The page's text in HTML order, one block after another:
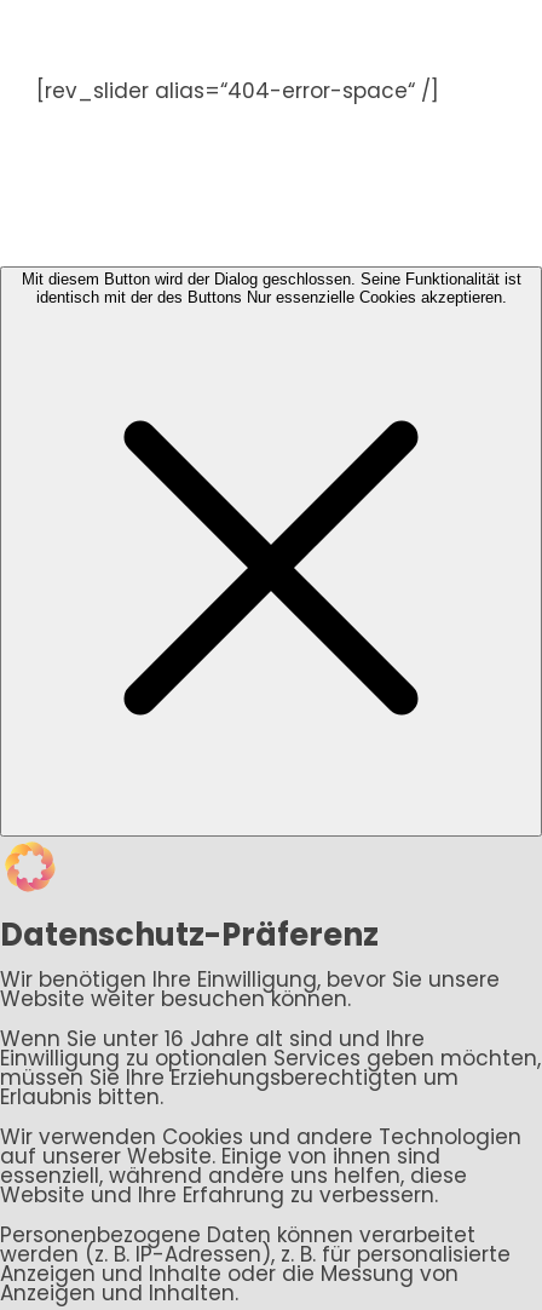
springen[rev_slider alias=“404-error-space“ /]
Mit diesem Button wird der Dialog geschlossen. Seine Funktionalität ist
identisch mit der des Buttons Nur essenzielle Cookies akzeptieren.
Datenschutz-Präferenz
Wir benötigen Ihre Einwilligung, bevor Sie unsere
Website weiter besuchen können.
Wenn Sie unter 16 Jahre alt sind und Ihre
Einwilligung zu optionalen Services geben möchten,
müssen Sie Ihre Erziehungsberechtigten um
Erlaubnis bitten.
Wir verwenden Cookies und andere Technologien
auf unserer Website. Einige von ihnen sind
essenziell, während andere uns helfen, diese
Website und Ihre Erfahrung zu verbessern.
Personenbezogene Daten können verarbeitet
werden (z. B. IP-Adressen), z. B. für personalisierte
Anzeigen und Inhalte oder die Messung von
Anzeigen und Inhalten.